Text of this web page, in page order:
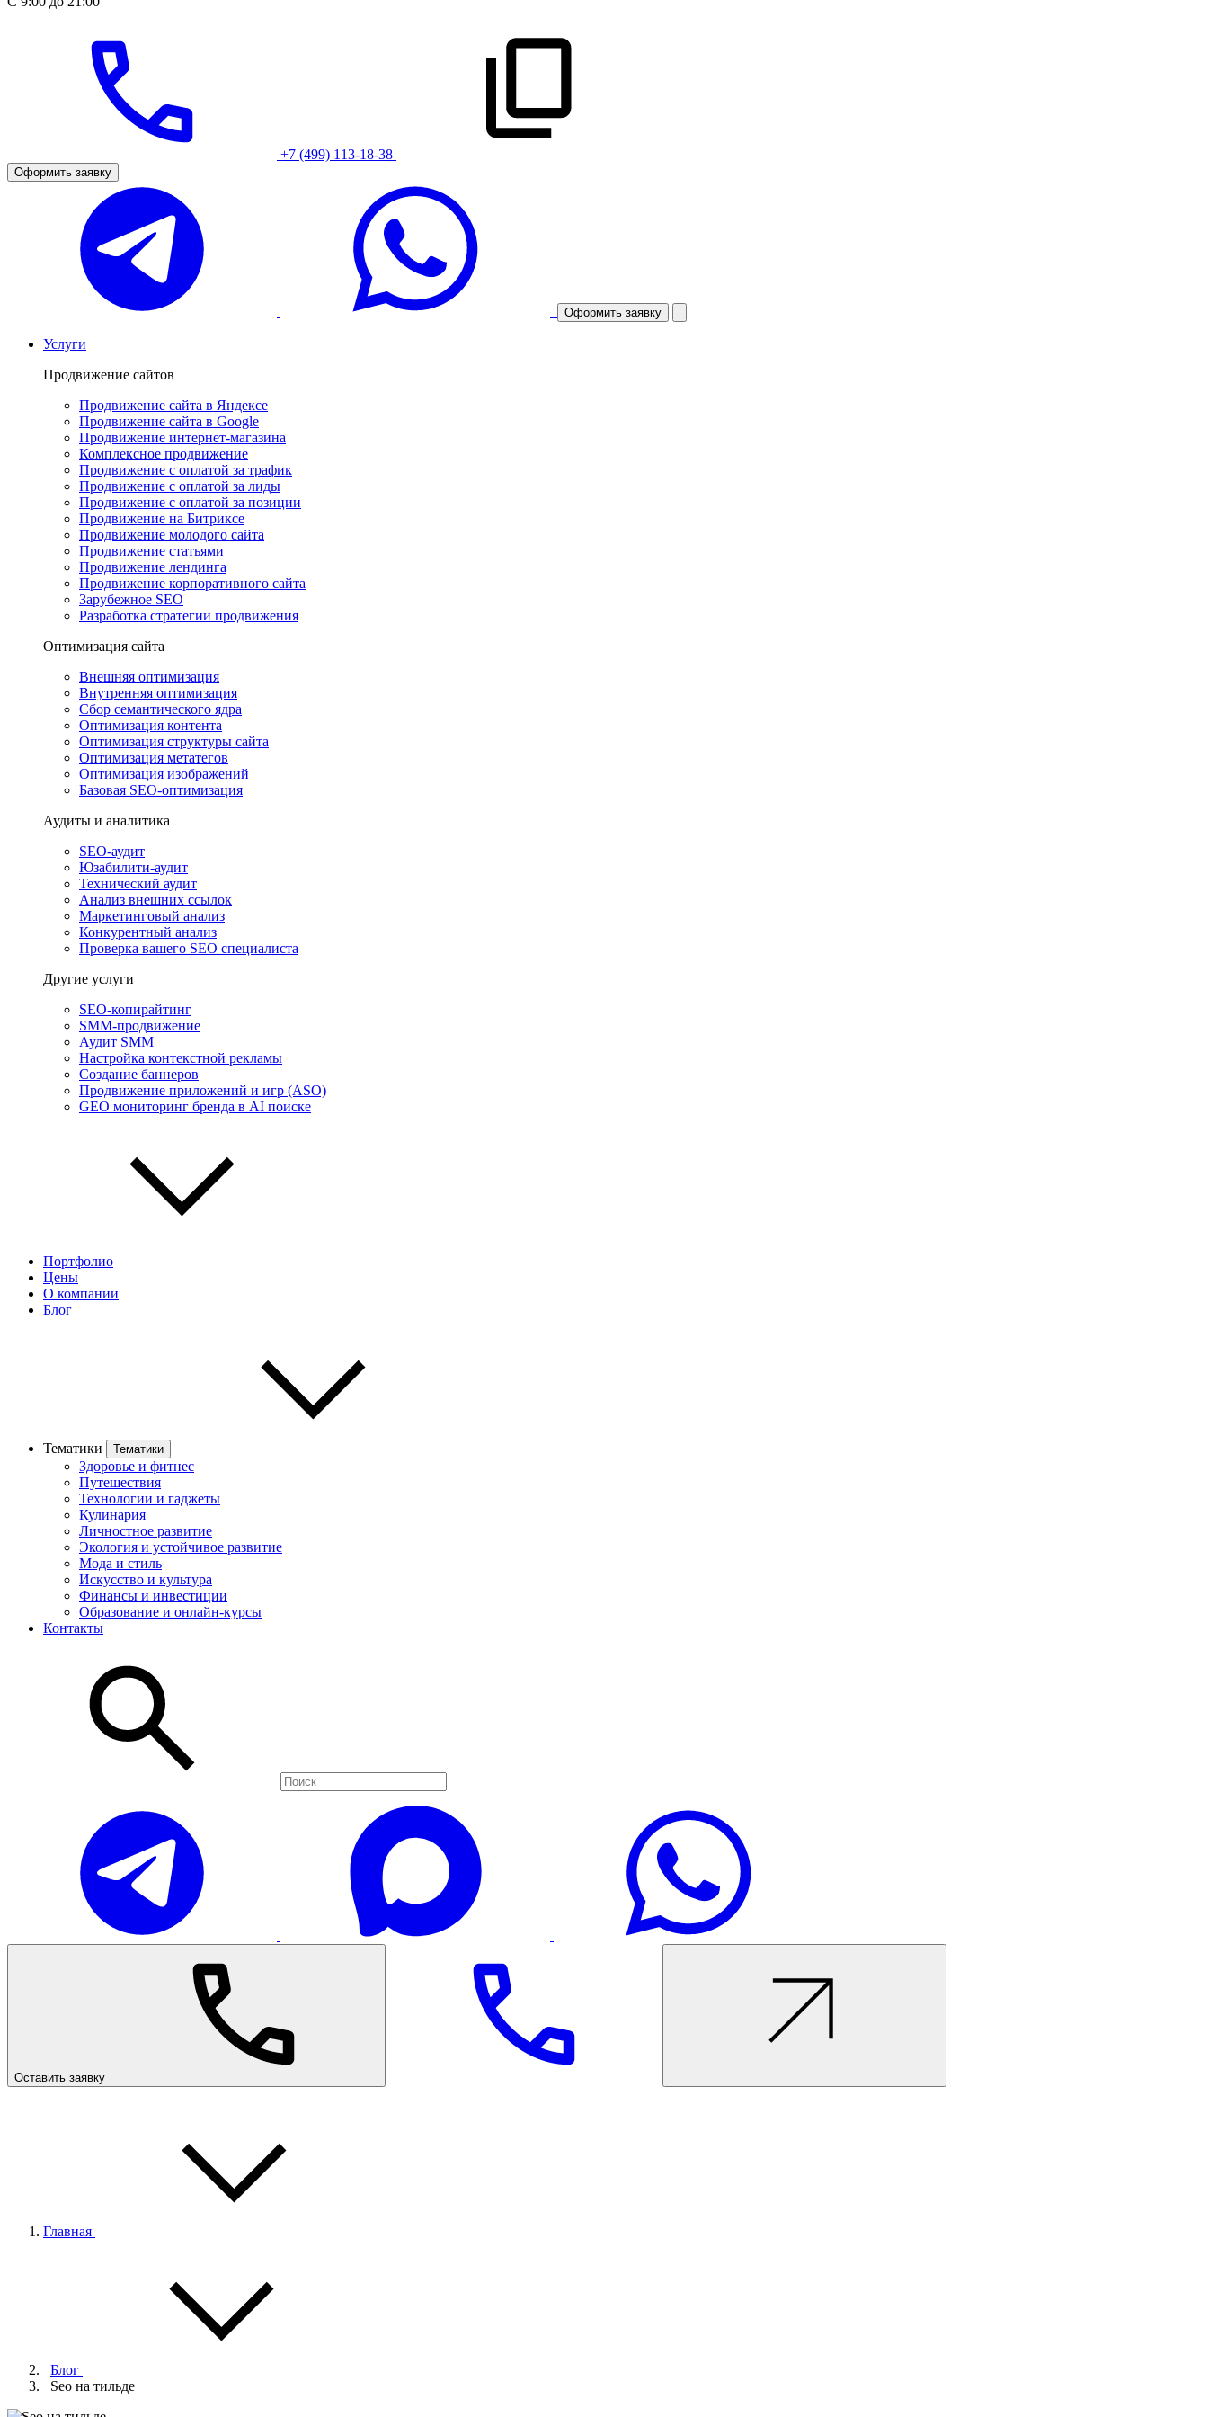
+7 (499) 113-18-38
Оформить заявку
Оформить заявку
Услуги
Продвижение сайтов
Продвижение сайта в Яндексе
Продвижение сайта в Google
Продвижение интернет-магазина
Комплексное продвижение
Продвижение с оплатой за трафик
Продвижение с оплатой за лиды
Продвижение с оплатой за позиции
Продвижение на Битриксе
Продвижение молодого сайта
Продвижение статьями
Продвижение лендинга
Продвижение корпоративного сайта
Зарубежное SEO
Разработка стратегии продвижения
Оптимизация сайта
Внешняя оптимизация
Внутренняя оптимизация
Сбор семантического ядра
Оптимизация контента
Оптимизация структуры сайта
Оптимизация метатегов
Оптимизация изображений
Базовая SEO-оптимизация
Аудиты и аналитика
SEO-аудит
Юзабилити-аудит
Технический аудит
Анализ внешних ссылок
Маркетинговый анализ
Конкурентный анализ
Проверка вашего SEO специалиста
Другие услуги
SEO-копирайтинг
SMM-продвижение
Аудит SMM
Настройка контекстной рекламы
Создание баннеров
Продвижение приложений и игр (ASO)
GEO мониторинг бренда в AI поиске
Портфолио
Цены
О компании
Блог
Тематики Тематики
Здоровье и фитнес
Путешествия
Технологии и гаджеты
Кулинария
Личностное развитие
Экология и устойчивое развитие
Мода и стиль
Искусство и культура
Финансы и инвестиции
Образование и онлайн-курсы
Контакты
Оставить заявку
Главная
Блог
Seo на тильде